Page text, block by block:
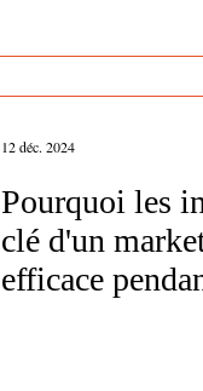
Pourquoi les
clé d'un
efficace
12 déc. 2024